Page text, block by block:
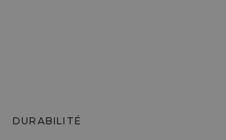
DURABILITÉ